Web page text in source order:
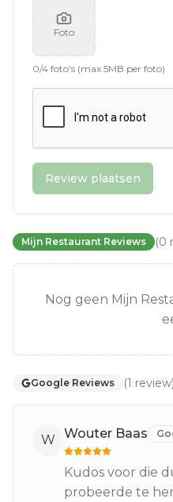
Foto
0/4 foto's (max 5MB per foto)
Review plaatsen
Mijn Restaurant Reviews (0
Nog geen Mijn
Google Reviews (1 review)
W Wouter Baas
Kudos voor die
probeerde te